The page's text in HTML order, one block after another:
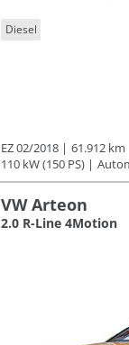
Diesel
EZ 02/2018
61.912 km
110 kW (150 PS)
VW Arteon
2.0 R-Line 4Motion